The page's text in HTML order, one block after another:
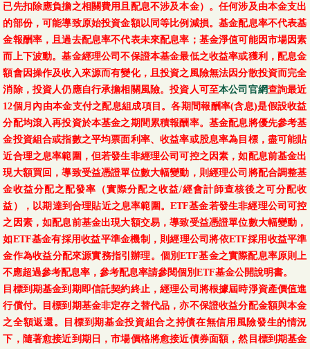
已先扣除應負擔之相關費用且配息不涉及本金）。任何涉及由本金支出
的部份，可能導致原始投資金額以同等比例減損。基金配息率不代表基
金報酬率，且過去配息率不代表未來配息率；基金淨值可能因市場因素
而上下波動。基金經理公司不保證本基金最低之收益率或獲利，配息金
額會因操作及收入來源而有變化，且投資之風險無法因分散投資而完全
消除，投資人仍應自行承擔相關風險。投資人可至本公司官網查詢最近
12個月內由本金支付之配息組成項目。各期間報酬率(含息)是假設收益
分配均滾入再投資於本基金之期間累積報酬率。基金配息將優先參考基
金投資組合或指數之平均票面利率、收益率或股息率為目標，盡可能貼
近合理之息率範圍，但若發生非經理公司可控之因素，如配息前基金出
現大額買回，導致受益憑證單位數大幅變動，則經理公司將配合調整基
金收益分配之配發率（實際分配之收益/經會計師查核後之可分配收
益），以期達到合理貼近之息率範圍。ETF基金若發生非經理公司可控
之因素，如配息前基金出現大額交易，導致受益憑證單位數大幅變動，
如ETF基金有採用收益平準金機制，則經理公司將依ETF採用收益平準
金作為收益分配來源實務指引辦理。個別ETF基金之實際配息率原則上
不應超過參考配息率，參考配息率請參閱個別ETF基金公開說明書。
目標到期基金到期即信託契約終止，經理公司將根據屆時淨資產價值進
行償付。目標到期基金非定存之替代品，亦不保證收益分配金額與本金
之全額返還。目標到期基金投資組合之持債在無信用風險發生的情況
下，隨著愈接近到期日，市場價格將愈接近債券面額，然目標到期基金